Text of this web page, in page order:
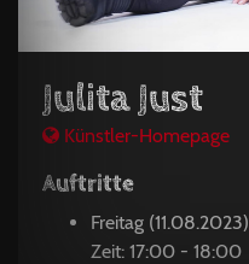
Julita Just
Künstler-Homepage
Auftritte
Freitag (11.08.2023)
Zeit: 17:00 - 18:00